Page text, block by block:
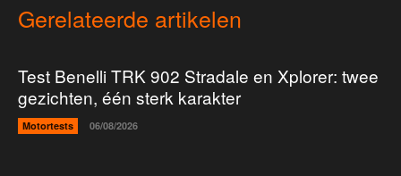
Gerelateerde artikelen
Test Benelli TRK 902 Stradale en Xplorer: twee
gezichten, één sterk karakter
Motortests 06/08/2026